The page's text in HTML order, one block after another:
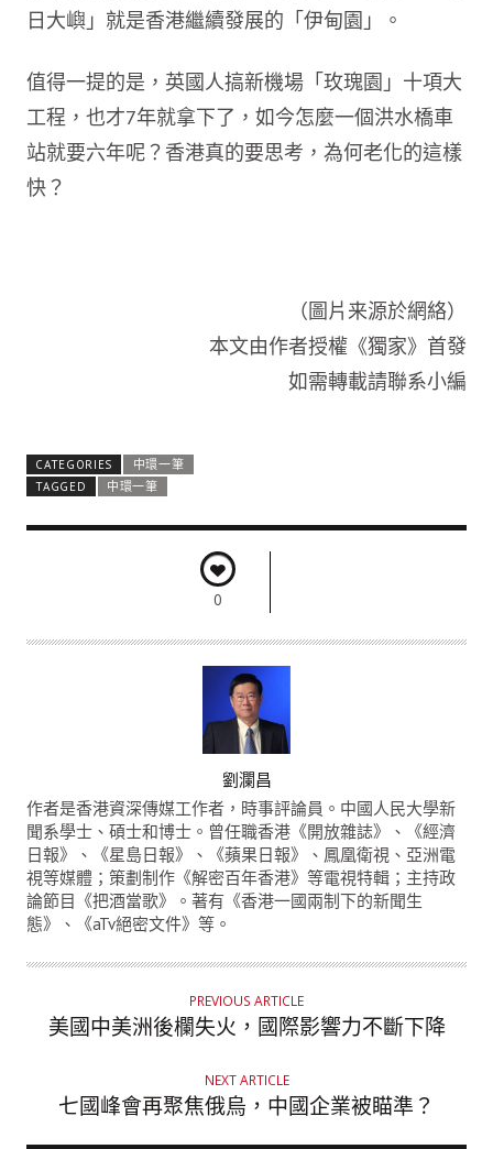
日大嶼」就是香港繼續發展的「伊甸園」。
值得一提的是，英國人搞新機場「玫瑰園」十項大
工程，也才7年就拿下了，如今怎麼一個洪水橋車
站就要六年呢？香港真的要思考，為何老化的這樣
快？
（圖片来源於網絡）
本文由作者授權《獨家》首發
如需轉載請聯系小編
CATEGORIES
中環一筆
TAGGED
中環一筆
0
U
T
H
O
R
劉瀾昌
作者是香港資深傳媒工作者，時事評論員。中國人民大學新
聞系學士、碩士和博士。曾任職香港《開放雜誌》、《經濟
日報》、《星島日報》、《蘋果日報》、鳳凰衛視、亞洲電
視等媒體；策劃制作《解密百年香港》等電視特輯；主持政
論節目《把酒當歌》。著有《香港一國兩制下的新聞生
態》、《aTv絕密文件》等。
PREVIOUS ARTICLE
美國中美洲後欄失火，國際影響力不斷下降
NEXT ARTICLE
七國峰會再聚焦俄烏，中國企業被瞄準？